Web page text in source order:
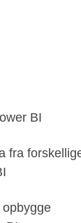
BI
fra